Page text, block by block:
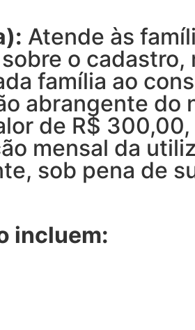
Atende às
o
família ao
abrangente do
de R$
mensal da
sob pena de
incluem: